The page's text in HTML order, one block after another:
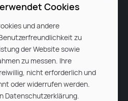
Cookies
und andere
zu
der Website sowie
zu messen. Ihre
nicht erforderlich und
oder widerrufen werden.
Datenschutzerklärung.